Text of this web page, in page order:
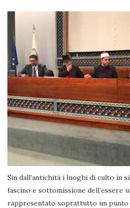
Sin dall’antichità i luoghi di culto in
fascino e sottomissione dell’essere
rappresentato soprattutto un punto